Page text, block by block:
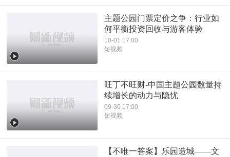
主题公园门票定价之争：行业如
何平衡投资回收与游客体验
10-01 17:00
短视频
旺丁不旺财-中国主题公园数量持
续增长的动力与隐忧
09-30 17:00
短视频
【不唯一答案】乐园造城——文